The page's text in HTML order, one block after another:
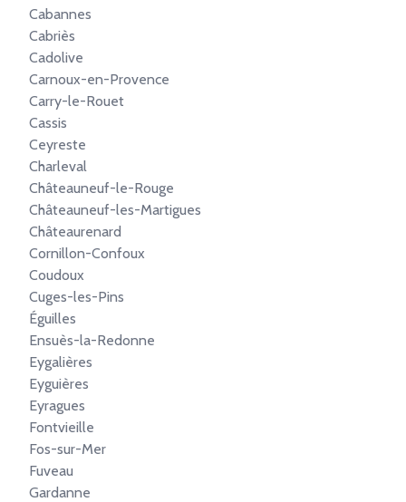
Cabannes
Cabriès
Cadolive
Carnoux-en-Provence
Carry-le-Rouet
Cassis
Ceyreste
Charleval
Châteauneuf-le-Rouge
Châteauneuf-les-Martigues
Châteaurenard
Cornillon-Confoux
Coudoux
Cuges-les-Pins
Éguilles
Ensuès-la-Redonne
Eygalières
Eyguières
Eyragues
Fontvieille
Fos-sur-Mer
Fuveau
Gardanne